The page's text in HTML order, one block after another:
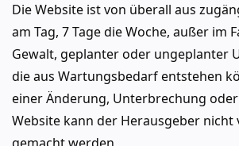
Die Website ist von überall aus
am Tag, 7 Tage die Woche, außer im
Gewalt, geplanter oder ungeplanter
die aus Wartungsbedarf entstehen
einer Änderung, Unterbrechung
Website kann der Herausgeber